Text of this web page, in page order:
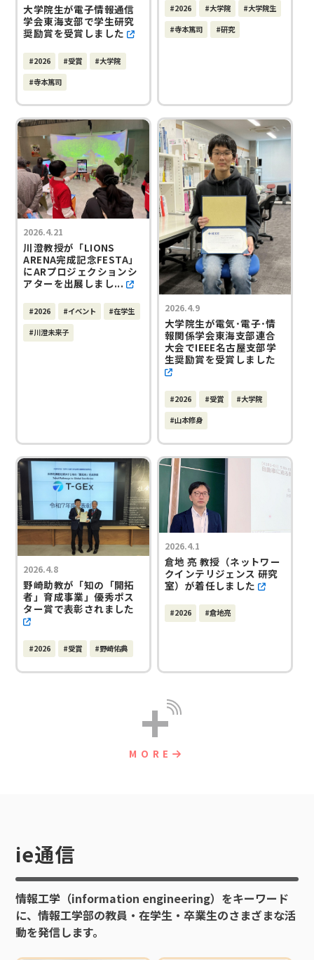
大学院生が電子情報通信
学会東海支部で学生研究
奨励賞を受賞しました
#2026 #受賞 #大学院
#寺本篤司
#2026 #大学院 #大学院生
#寺本篤司 #研究
2026.4.21
川澄教授が「LIONS
ARENA完成記念FESTA」
にARプロジェクションシ
アターを出展しまし...
#2026 #イベント #在学生
#川澄未来子
2026.4.9
大学院生が電気･電子･情
報関係学会東海支部連合
大会でIEEE名古屋支部学
生奨励賞を受賞しました
#2026 #受賞 #大学院
#山本修身
2026.4.8
野崎助教が「知の「開拓
者」育成事業」優秀ポス
ター賞で表彰されました
#2026 #受賞 #野崎佑典
2026.4.1
倉地 亮 教授（ネットワー
クインテリジェンス 研究
室）が着任しました
#2026 #倉地亮
+
MORE
ie通信
情報工学（information engineering）をキーワード
に、情報工学部の教員・在学生・卒業生のさまざまな活
動を発信します。